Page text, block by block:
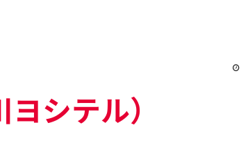
シテル）